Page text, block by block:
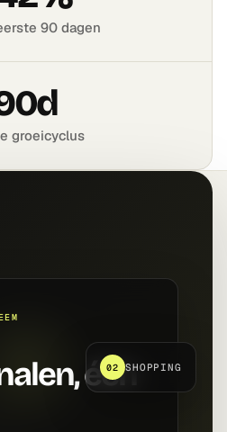
90 dagen
groeicyclus
één
02 SHOPPING